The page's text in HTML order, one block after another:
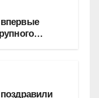
впервые
поздравили